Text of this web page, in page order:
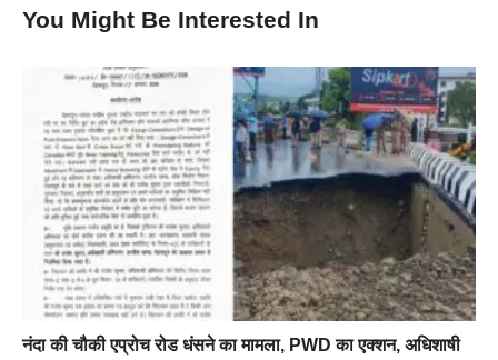
You Might Be Interested In
नंदा की चौकी एप्रोच रोड धंसने का मामला, PWD का एक्शन, अधिशाषी